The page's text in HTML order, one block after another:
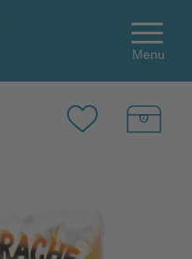
Menu